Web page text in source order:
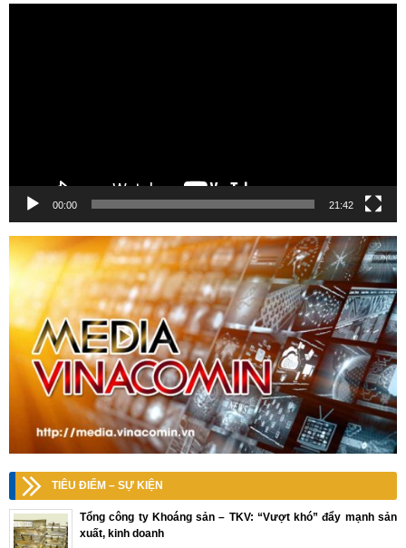
00:00 21:42
TIÊU ĐIỂM – SỰ KIỆN
Tổng công ty Khoáng sản – TKV: “Vượt khó” đẩy mạnh sản
xuất, kinh doanh